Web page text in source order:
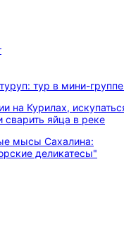
тур в мини-группе
на Курилах,
сварить яйца в реке